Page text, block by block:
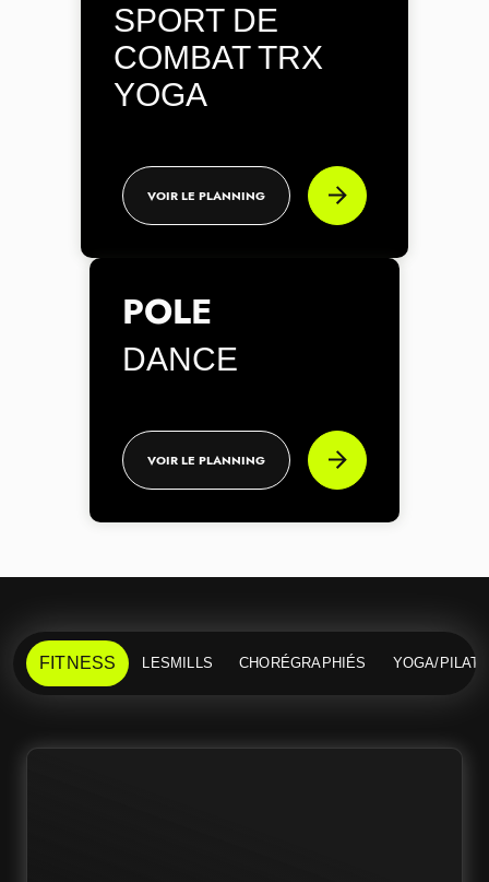
SPORT DE
COMBAT TRX
YOGA
VOIR LE PLANNING
POLE
DANCE
VOIR LE PLANNING
FITNESS LESMILLS CHORÉGRAPHIÉS YOGA/